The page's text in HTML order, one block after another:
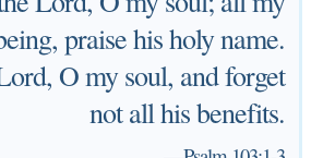
praise his holy name.
O my soul, and forget
not all his benefits.